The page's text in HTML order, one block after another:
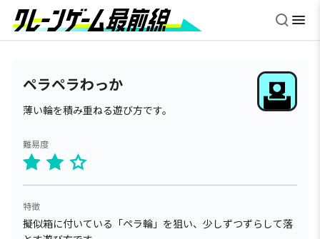
ペラペラわっか
薄い輪を積み重ねる遊び方です。
難易度
特徴
擬似箱に付いている「ペラ輪」を狙い、少しずつずらして落